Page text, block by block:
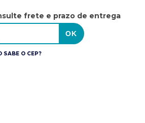
frete e prazo de entrega
SABE O CEP?